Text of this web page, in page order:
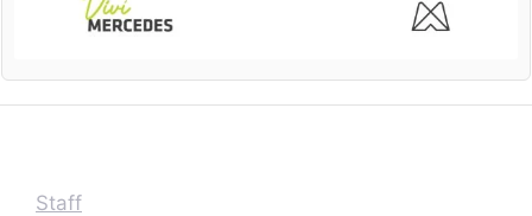
Staff